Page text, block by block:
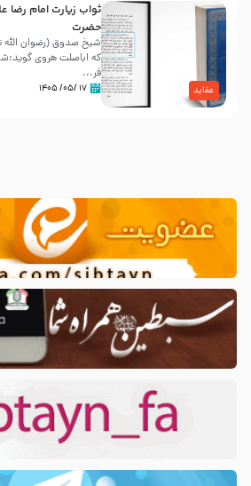
عقاید
ثواب زیارت امام رضا
حضرت
شیخ صدوق (رضوان الله
که اباصلت هروی
فر...
۱۷ /۰۵/ ۱۴۰۵